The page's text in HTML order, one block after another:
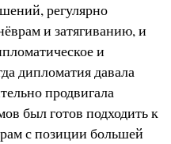
регулярно
и затягиванию, и
и
дипломатия давала
продвигала
был готов подходить к
с позиции большей